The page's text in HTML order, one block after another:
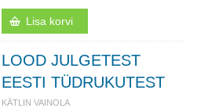
Lisa korvi
LOOD JULGETEST
EESTI TÜDRUKUTEST
KÄTLIN VAINOLA